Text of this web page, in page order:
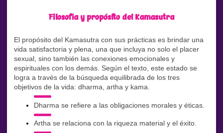
Filosofía y propósito del Kamasutra
El propósito del Kamasutra con sus prácticas es brindar una
vida satisfactoria y plena, una que incluya no solo el placer
sexual, sino también las conexiones emocionales y
espirituales con los demás. Según el texto, este estado se
logra a través de la búsqueda equilibrada de los tres
objetivos de la vida: dharma, artha y kama.
Dharma se refiere a las obligaciones morales y éticas.
Artha se relaciona con la riqueza material y el éxito.